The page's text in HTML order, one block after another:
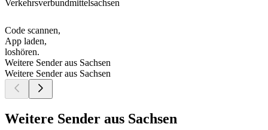
Verkehrsverbundmittelsachsen
Code scannen,
App laden,
loshören.
Weitere Sender aus Sachsen
Weitere Sender aus Sachsen
Weitere Sender aus Sachsen